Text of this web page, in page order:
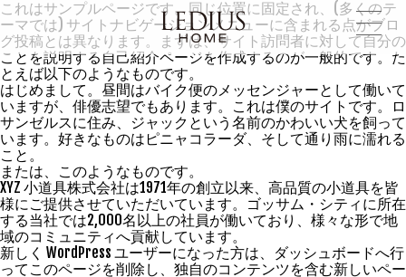
これはサンプルページです。同じ位置に固定され、(多くのテ
ーマでは) サイトナビゲーションメニューに含まれる点がブロ
グ投稿とは異なります。まずは、サイト訪問者に対して自分の
ことを説明する自己紹介ページを作成するのが一般的です。た
とえば以下のようなものです。
はじめまして。昼間はバイク便のメッセンジャーとして働いて
いますが、俳優志望でもあります。これは僕のサイトです。ロ
サンゼルスに住み、ジャックという名前のかわいい犬を飼って
います。好きなものはピニャコラーダ、そして通り雨に濡れる
こと。
または、このようなものです。
XYZ 小道具株式会社は1971年の創立以来、高品質の小道具を皆
様にご提供させていただいています。ゴッサム・シティに所在
する当社では2,000名以上の社員が働いており、様々な形で地
域のコミュニティへ貢献しています。
新しく WordPress ユーザーになった方は、 ダッシュボードへ行
ってこのページを削除し、独自のコンテンツを含む新しいペー